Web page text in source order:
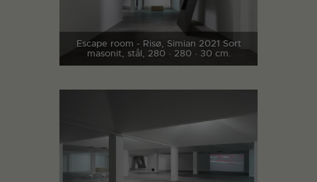
Escape room - Risø, Simian 2021 Sort
masonit, stål, 280 · 280 · 30 cm.